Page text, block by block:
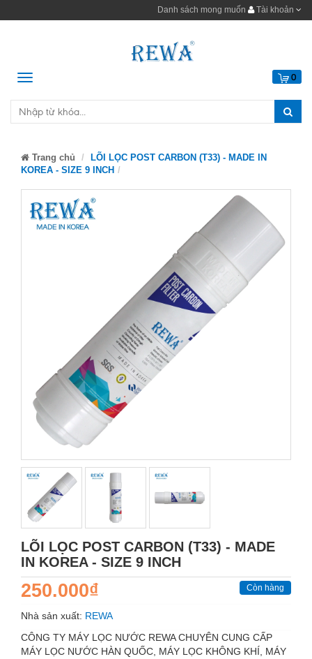
Danh sách mong muốn Tài khoản
Menu 0
Trang chủ
LÕI LỌC POST CARBON (T33) - MADE IN
KOREA - SIZE 9 INCH
LÕI LỌC POST CARBON (T33) - MADE
IN KOREA - SIZE 9 INCH
250.000₫ Còn hàng
Nhà sản xuất: REWA
CÔNG TY MÁY LỌC NƯỚC REWA CHUYÊN CUNG CẤP
MÁY LỌC NƯỚC HÀN QUỐC, MÁY LỌC KHÔNG KHÍ, MÁY